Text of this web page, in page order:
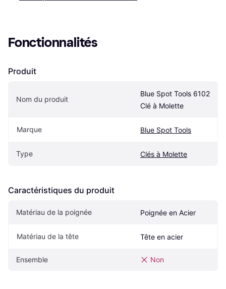
Fonctionnalités
Produit
Nom du produit
Blue Spot Tools 6102
Clé à Molette
Marque Blue Spot Tools
Type Clés à Molette
Caractéristiques du produit
Matériau de la poignée Poignée en Acier
Matériau de la tête Tête en acier
Ensemble Non